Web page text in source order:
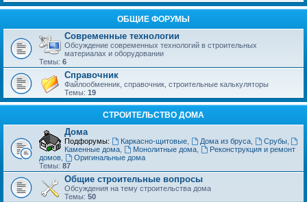
ОБЩИЕ ФОРУМЫ
Современные технологии
Обсуждение современных технологий в строительных
материалах и оборудовании
Темы: 6
Справочник
Файлообменник, справочник, строительные калькуляторы
Темы: 19
СТРОИТЕЛЬСТВО ДОМА
Дома
Подфорумы: Каркасно-щитовые, Дома из бруса, Срубы,
Каменные дома
Монолитные дома,
Реконструкция и ремонт
домов
Оригинальные дома
Темы: 87
Общие строительные вопросы
Обсуждения на тему строительства дома
Темы: 50